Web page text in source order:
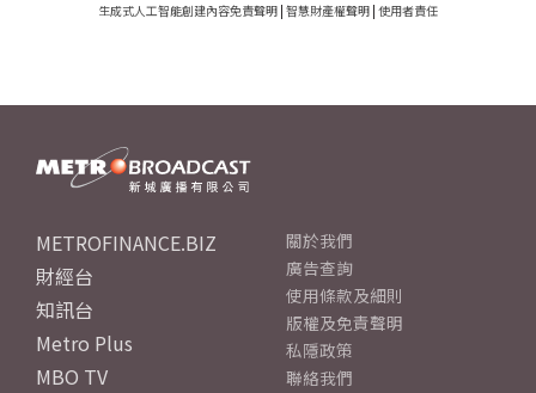
生成式人工智能創建內容免責聲明 | 智慧財產權聲明 | 使用者責任
METROFINANCE.BIZ
財經台
知訊台
Metro Plus
MBO TV
關於我們
廣告查詢
使用條款及細則
版權及免責聲明
私隱政策
聯絡我們